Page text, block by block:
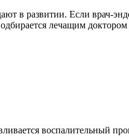
в развитии. Если врач-
лечащим
воспалительный